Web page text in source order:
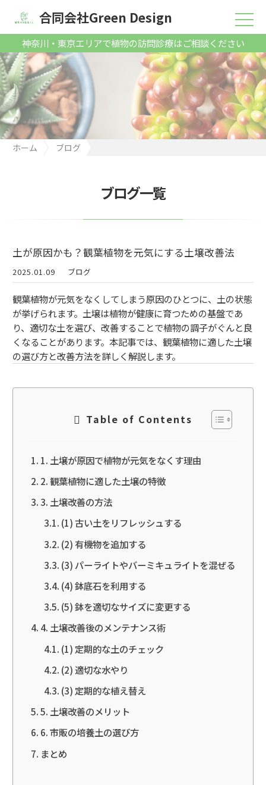
神奈川・東京エリアで植物の訪問診療はご相談ください
合同会社Green Design
ホーム
ブログ
ブログ一覧
土が原因かも？観葉植物を元気にする土壌改善法
2025.01.09 ブログ
観葉植物が元気をなくしてしまう原因のひとつに、土の状態
が挙げられます。土壌は植物が健康に育つための基盤であ
り、適切な土を選び、改善することで植物の調子がぐんと良
くなることがあります。本記事では、観葉植物に適した土壌
の選び方と改善方法を詳しく解説します。
Table of Contents
1. 土壌が原因で植物が元気をなくす理由
2. 観葉植物に適した土壌の特徴
3. 土壌改善の方法
(1) 古い土をリフレッシュする
(2) 有機物を追加する
(3) パーライトやバーミキュライトを混ぜる
(4) 鉢底石を利用する
(5) 鉢を適切なサイズに変更する
4. 土壌改善後のメンテナンス術
(1) 定期的な土のチェック
(2) 適切な水やり
(3) 定期的な植え替え
5. 土壌改善のメリット
6. 市販の培養土の選び方
まとめ